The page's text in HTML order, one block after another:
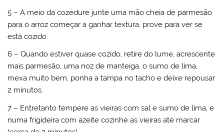
5 – A meio da cozedure junte uma mão cheia de parmesão
para o arroz começar a ganhar textura, prove para ver se
está cozido.
6 – Quando estiver quase cozido, retire do lume, acrescente
mais parmesão, uma noz de manteiga, o sumo de lima,
mexa muito bem, ponha a tampa no tacho e deixe repousar
2 minutos.
7 – Entretanto tempere as vieiras com sal e sumo de lima, e
numa frigideira com azeite cozinhe as vieiras até marcar